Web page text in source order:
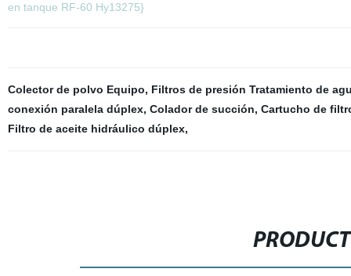
en tanque RF-60 Hy13275}
Colector de polvo Equipo, Filtros de presión Tratamiento de
conexión paralela dúplex, Colador de succión, Cartucho de
Filtro de aceite hidráulico dúplex,